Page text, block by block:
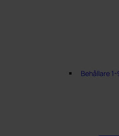
Behållare